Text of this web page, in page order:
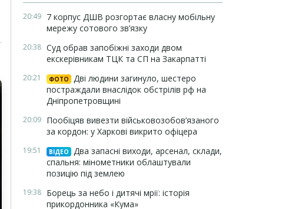
20:49 7 корпус ДШВ розгортає власну мобільну
мережу сотового зв’язку
20:38 Суд обрав запобіжні заходи двом
екскерівникам ТЦК та СП на Закарпатті
20:21 ФОТО
Дві людини загинуло, шестеро
постраждали внаслідок обстрілів рф на
Дніпропетровщині
20:09 Пообіцяв вивезти військовозобов’язаного
за кордон: у Харкові викрито офіцера
19:51 ВІДЕО
Два запасні виходи, арсенал, склади,
спальня: мінометники облаштували
позицію під землею
19:38 Борець за небо і дитячі мрії: історія
прикордонника «Кума»